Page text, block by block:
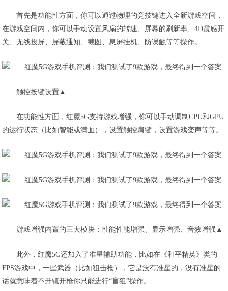
首先是功能性方面，你可以通过物理的竞技键进入全新游戏空间，
在游戏空间内，你可以手动设置风扇的转速、屏幕的刷新率、4D震感开
关、无线投屏、屏蔽通知、截图、息屏挂机、防误触等等操作。
触控按键设置▲
在功能性方面，红魔5G支持游戏增强，你可以手动调制CPU和GPU
的运行状态（比如智能或满血），设置触控肩键，设置游戏变声等等。
游戏增强内置的三大模块：性能性能增强、显示增强、音效增强▲
此外，红魔5G还加入了准星辅助功能，比如在《和平精英》类的
FPS游戏中，一些武器（比如狙击枪），它是没有准星的，没有准星的
话就意味着不开镜开枪你只能进行“盲狙”操作。